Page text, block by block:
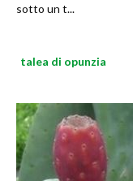
sotto un t...
talea di opunzia